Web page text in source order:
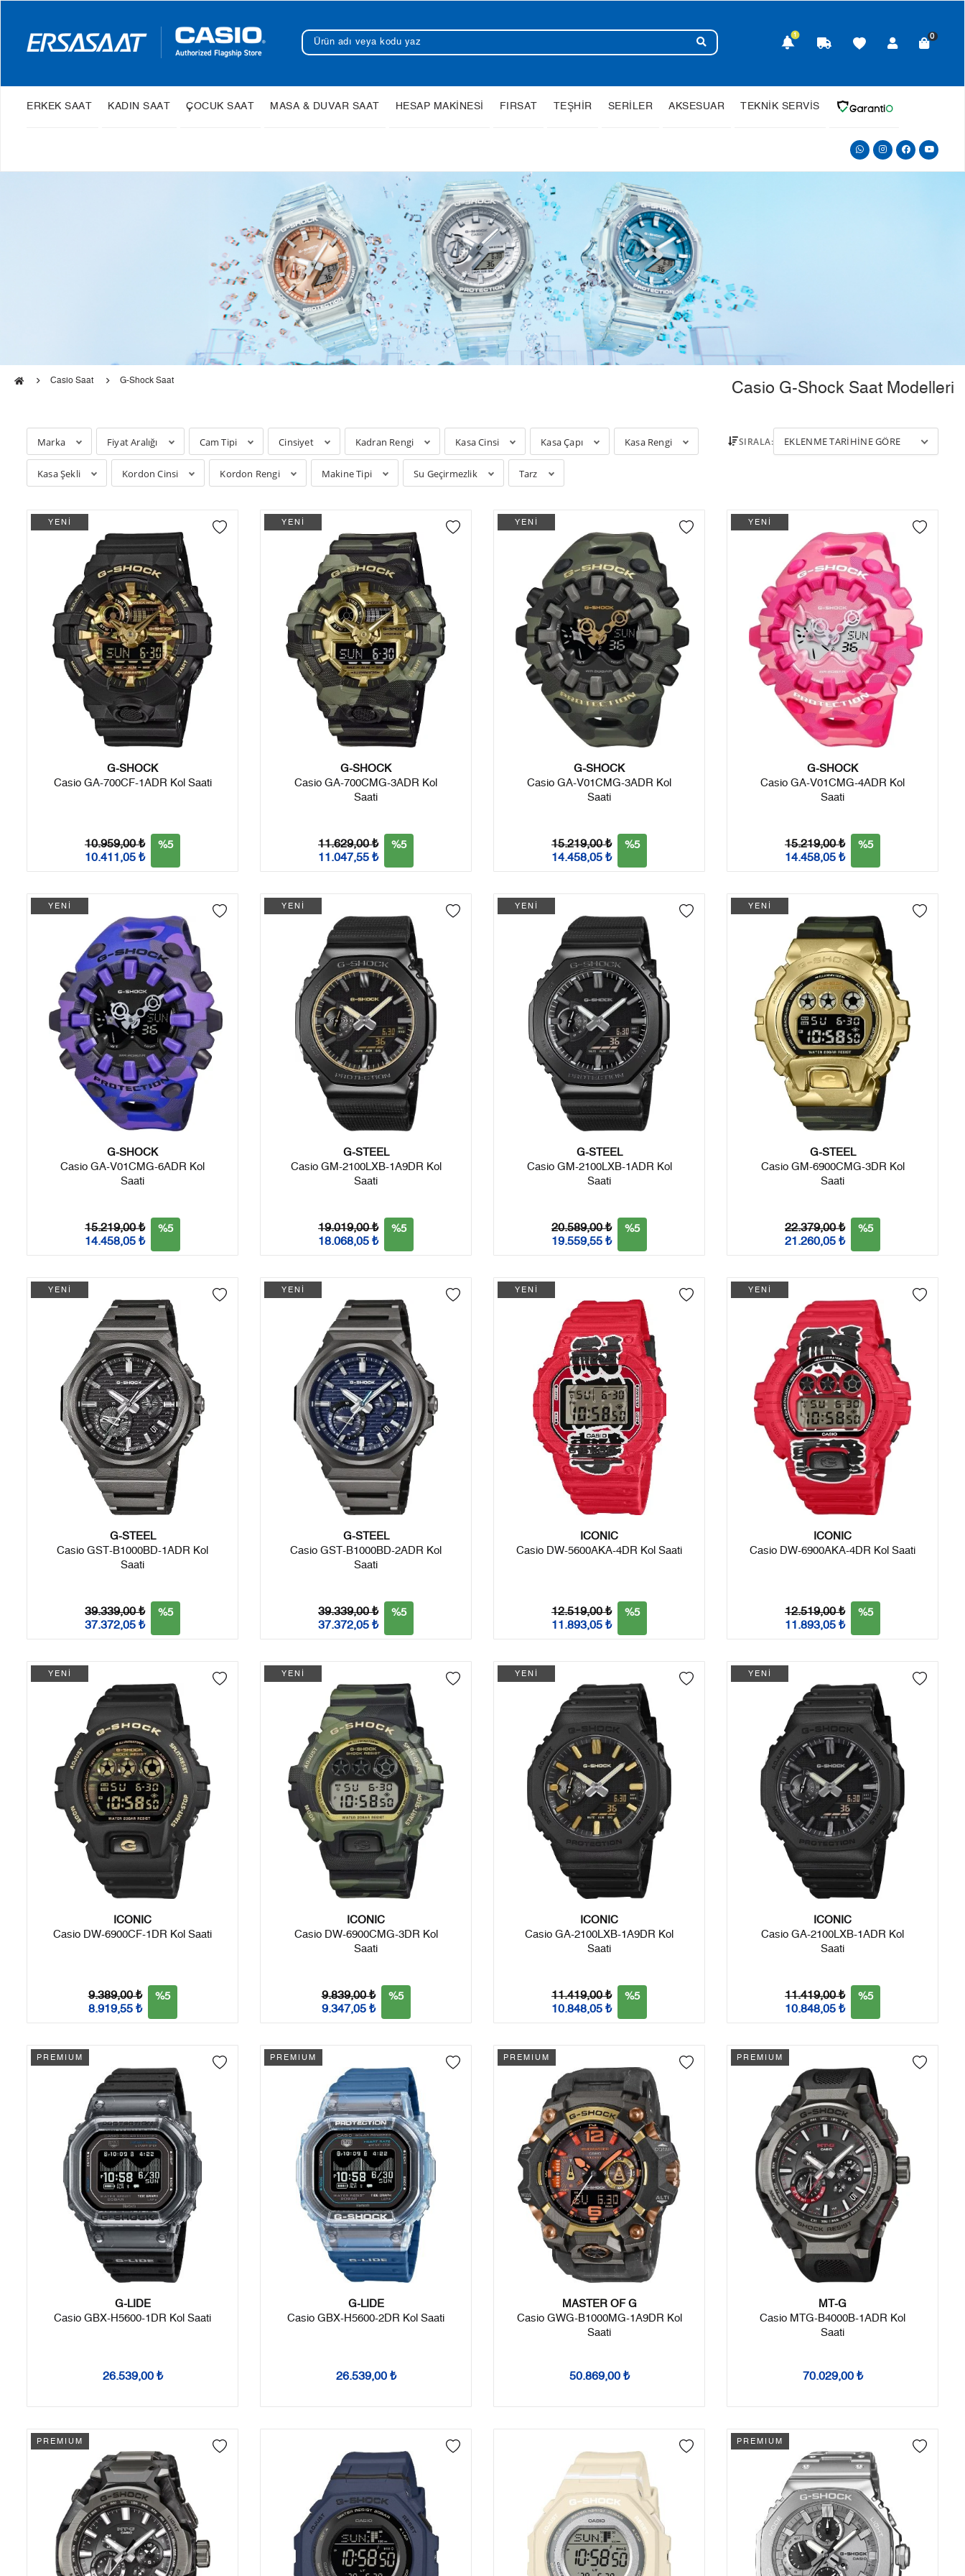
1 0
ERKEK SAAT KADIN SAAT ÇOCUK SAAT MASA & DUVAR SAAT HESAP MAKİNESİ FIRSAT TEŞHİR SERİLER AKSESUAR TEKNİK SERVİS
Casio G-Shock Saat Modelleri
Casio Saat G-Shock Saat
Marka Fiyat Aralığı Cam Tipi Cinsiyet Kadran Rengi Kasa Cinsi Kasa Çapı Kasa Rengi
Kasa Şekli Kordon Cinsi Kordon Rengi Makine Tipi Su Geçirmezlik Tarz
SIRALA: EKLENME TARIHINE GÖRE
YENİ
G-SHOCK
Casio GA-700CF-1ADR Kol Saati
10.959,00 ₺
10.411,05 ₺
%5
YENİ
G-SHOCK
Casio GA-700CMG-3ADR Kol
Saati
11.629,00 ₺
11.047,55 ₺
%5
YENİ
G-SHOCK
Casio GA-V01CMG-3ADR Kol
Saati
15.219,00 ₺
14.458,05 ₺
%5
YENİ
G-SHOCK
Casio GA-V01CMG-4ADR Kol
Saati
15.219,00 ₺
14.458,05 ₺
%5
YENİ
G-SHOCK
Casio GA-V01CMG-6ADR Kol
Saati
15.219,00 ₺
14.458,05 ₺
%5
YENİ
G-STEEL
Casio GM-2100LXB-1A9DR Kol
Saati
19.019,00 ₺
18.068,05 ₺
%5
YENİ
G-STEEL
Casio GM-2100LXB-1ADR Kol
Saati
20.589,00 ₺
19.559,55 ₺
%5
YENİ
G-STEEL
Casio GM-6900CMG-3DR Kol
Saati
22.379,00 ₺
21.260,05 ₺
%5
YENİ
G-STEEL
Casio GST-B1000BD-1ADR Kol
Saati
39.339,00 ₺
37.372,05 ₺
%5
YENİ
G-STEEL
Casio GST-B1000BD-2ADR Kol
Saati
39.339,00 ₺
37.372,05 ₺
%5
YENİ
ICONIC
Casio DW-5600AKA-4DR Kol Saati
12.519,00 ₺
11.893,05 ₺
%5
YENİ
ICONIC
Casio DW-6900AKA-4DR Kol Saati
12.519,00 ₺
11.893,05 ₺
%5
YENİ
ICONIC
Casio DW-6900CF-1DR Kol Saati
9.389,00 ₺
8.919,55 ₺
%5
YENİ
ICONIC
Casio DW-6900CMG-3DR Kol
Saati
9.839,00 ₺
9.347,05 ₺
%5
YENİ
ICONIC
Casio GA-2100LXB-1A9DR Kol
Saati
11.419,00 ₺
10.848,05 ₺
%5
YENİ
ICONIC
Casio GA-2100LXB-1ADR Kol
Saati
11.419,00 ₺
10.848,05 ₺
%5
PREMIUM
G-LIDE
Casio GBX-H5600-1DR Kol Saati
26.539,00 ₺
PREMIUM
G-LIDE
Casio GBX-H5600-2DR Kol Saati
26.539,00 ₺
PREMIUM
MASTER OF G
Casio GWG-B1000MG-1A9DR Kol
Saati
50.869,00 ₺
PREMIUM
MT-G
Casio MTG-B4000B-1ADR Kol
Saati
70.029,00 ₺
PREMIUM PREMIUM